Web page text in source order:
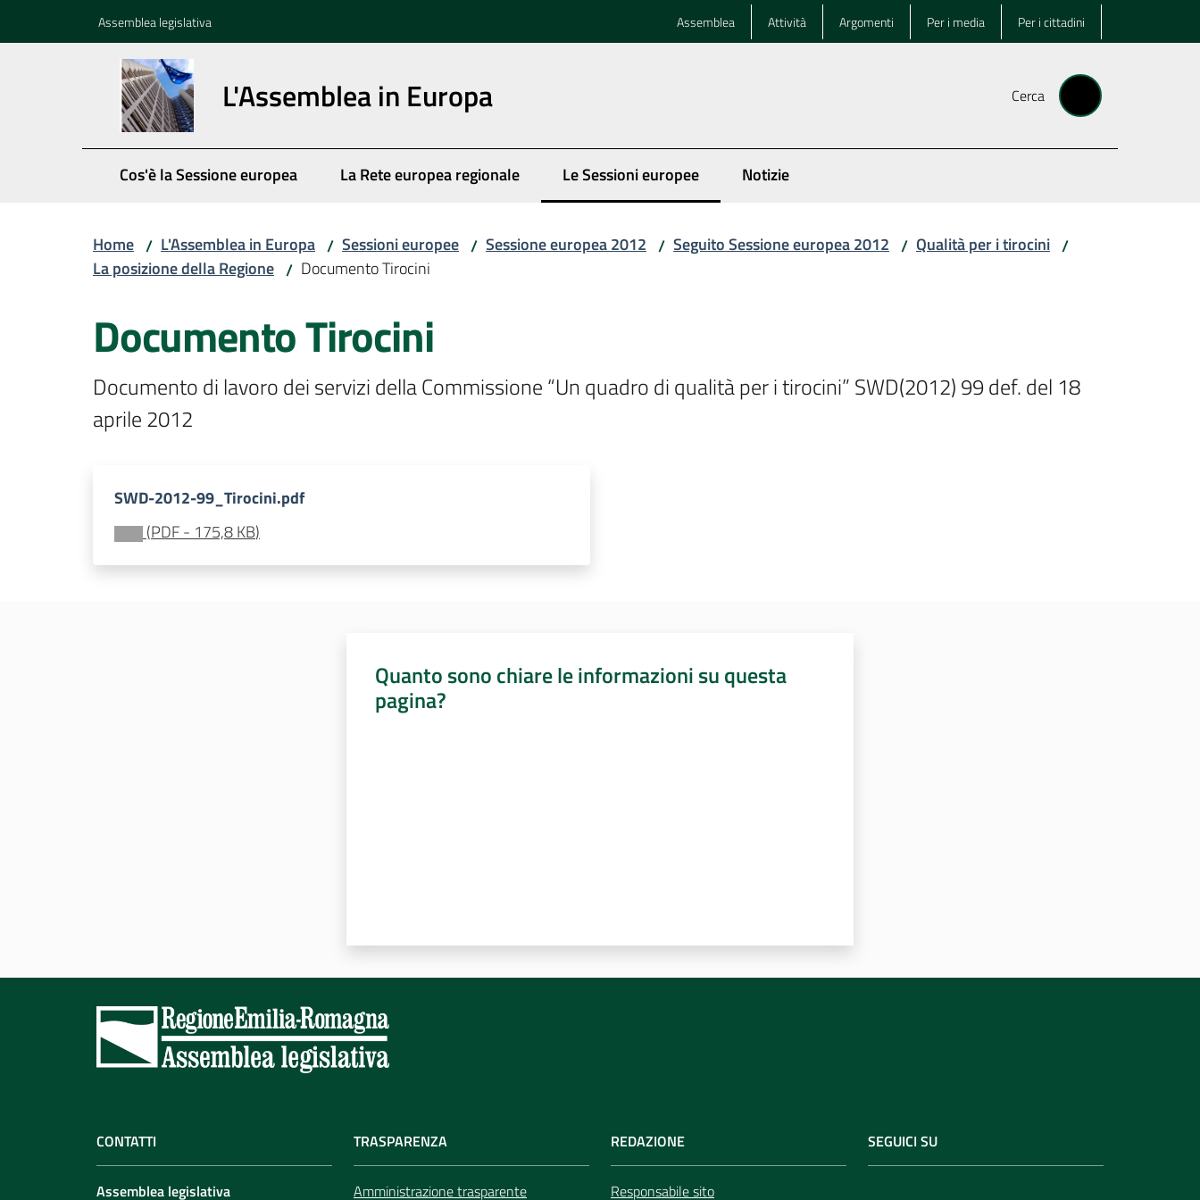
Assemblea legislativa Assemblea Attività Argomenti Per i media Per i cittadini
L'Assemblea in Europa Cerca
Cos'è la Sessione europea La Rete europea regionale Le Sessioni europee
Menu selezionato Notizie
Home / L'Assemblea in Europa / Sessioni europee / Sessione europea 2012 / Seguito Sessione europea 2012 / Qualità per i tirocini /
La posizione della Regione / Documento Tirocini
Documento Tirocini
Documento di lavoro dei servizi della Commissione “Un quadro di qualità per i tirocini” SWD(2012) 99 def. del 18
aprile 2012
SWD-2012-99_Tirocini.pdf
(PDF- 175,8 KB)
Quanto sono chiare le informazioni su questa
pagina?
CONTATTI
Assemblea legislativa
TRASPARENZA
Amministrazione trasparente
REDAZIONE
Responsabile sito
SEGUICI SU